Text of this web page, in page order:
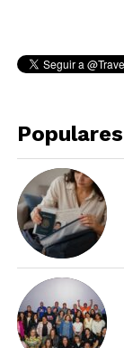
Populares